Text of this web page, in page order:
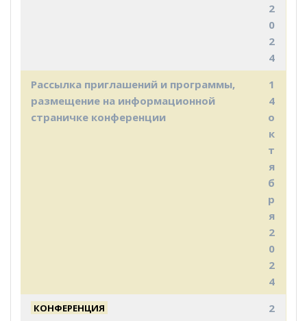
2
0
2
4
Рассылка приглашений и программы,
размещение на информационной
страничке конференции
1
4
о
к
т
я
б
р
я
2
0
2
4
КОНФЕРЕНЦИЯ
2